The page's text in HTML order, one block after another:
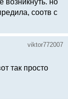
возникнуть. но
соотв с
viktor772007
так просто